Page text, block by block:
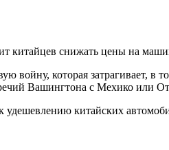
китайцев снижать цены на
которая затрагивает, в
Вашингтона с Мехико или